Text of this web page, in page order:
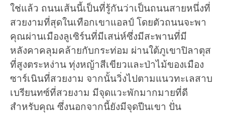
ใช่แล้ว ถนนเส้นนี้เป็นที่รู้กันว่าเป็นถนนสายหนึ่งที่
สวยงามที่สุดในเทือกเขาแอลป์ โดยตัวถนนจะพา
คุณผ่านเมืองลูเซิร์นที่มีเสน่ห์ซึ่งมีสะพานที่มี
หลังคาคลุมคล้ายกับกระท่อม ผ่านใต้ภูเขาปิลาตุส
ที่สูงตระหง่าน ทุ่งหญ้าสีเขียวและป่าไม้ของเมือง
ซาร์เนินที่สวยงาม จากนั้นวิ่งไปตามแนวทะเลสาบ
เบรียนทซ์ที่สวยงาม มีจุดแวะพักมากมายที่ดี
สำหรับคุณ ซึ่งนอกจากนี้ยังมีจุดปีนเขา ปั่น